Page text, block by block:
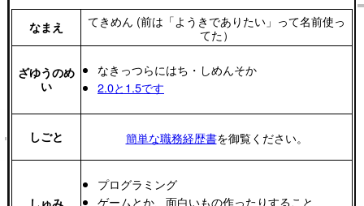
なまえ
てきめん (前は「ようきでありたい」って名前使っ
てた）
ざゆうのめ
い
なきっつらにはち・しめんそか
2.0と1.5です
しごと 簡単な職務経歴書を御覧ください。
プログラミング
ゲームとか、面白いもの作ったりすること